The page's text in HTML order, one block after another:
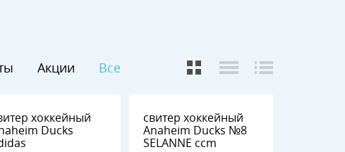
Акции Все
хоккейный
Ducks
свитер хоккейный
Anaheim Ducks №8
SELANNE ccm